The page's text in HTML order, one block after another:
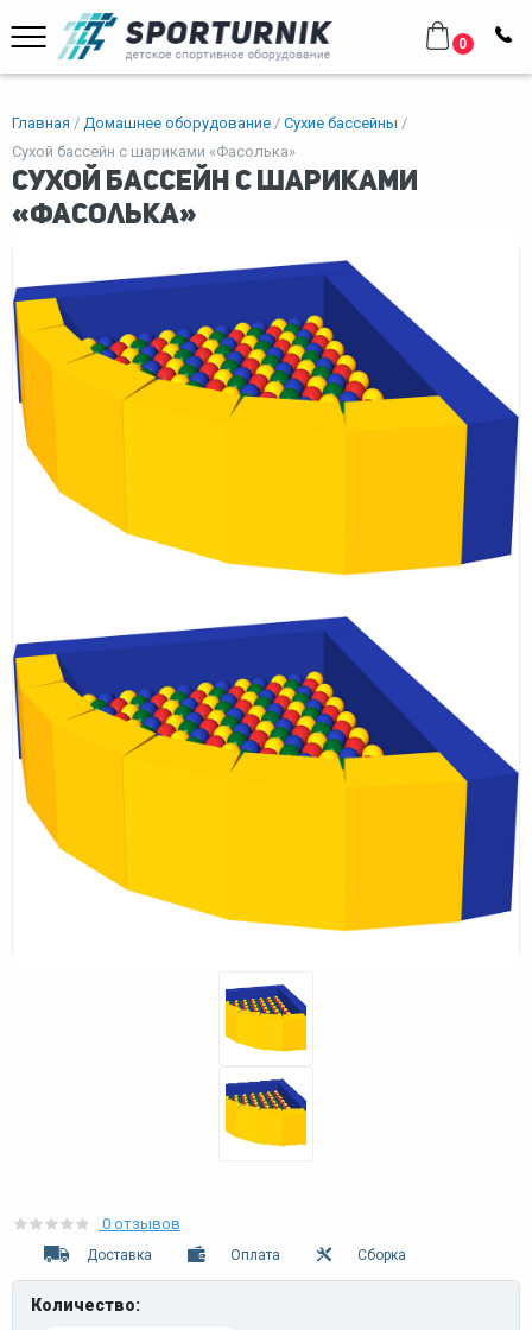
0
Главная Домашнее оборудование
Сухие бассейны
Сухой бассейн с шариками «Фасолька»
Сухой бассейн с шариками
«Фасолька»
0 отзывов
Доставка Оплата Сборка
Количество: